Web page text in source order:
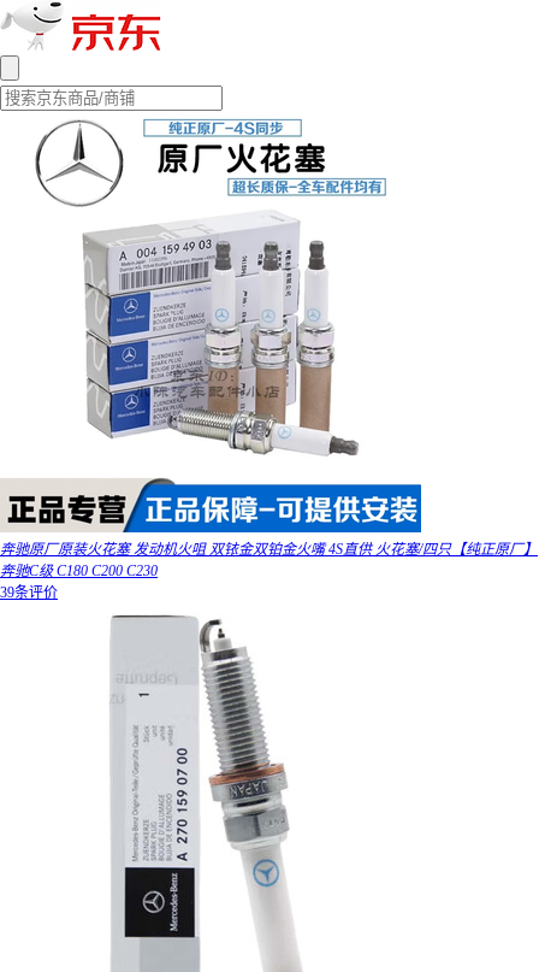
奔驰原厂原装火花塞 发动机火咀 双铱金双铂金火嘴 4S直供 火花塞/四只【纯正原厂】
奔驰C级 C180 C200 C230
39条评价